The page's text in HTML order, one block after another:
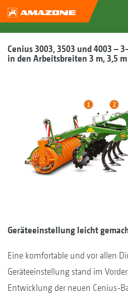
Cenius 3003, 3503 und 4003 –
in den Arbeitsbreiten 3 m, 3,5
Geräteeinstellung leicht
Eine komfortable und vor allen
Geräteeinstellung stand im
Entwicklung der neuen Cenius-